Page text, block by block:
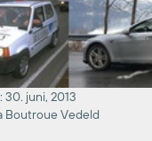
30. juni, 2013
Boutroue Vedeld